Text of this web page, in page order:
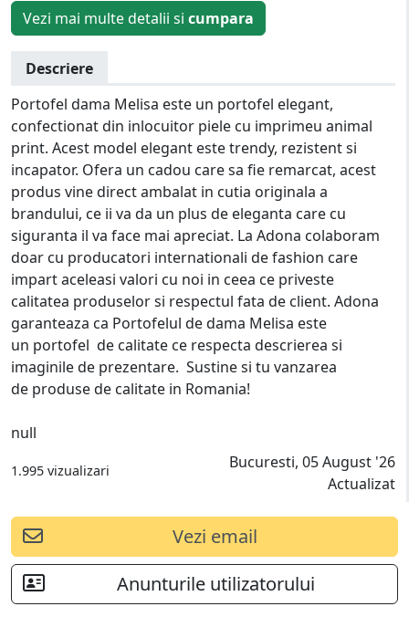
Vezi mai multe detalii si cumpara
Descriere
Portofel dama Melisa este un portofel elegant,
confectionat din inlocuitor piele cu imprimeu animal
print. Acest model elegant este trendy, rezistent si
incapator. Ofera un cadou care sa fie remarcat, acest
produs vine direct ambalat in cutia originala a
brandului, ce ii va da un plus de eleganta care cu
siguranta il va face mai apreciat. La Adona colaboram
doar cu producatori internationali de fashion care
impart aceleasi valori cu noi in ceea ce priveste
calitatea produselor si respectul fata de client. Adona
garanteaza ca Portofelul de dama Melisa este
un portofel de calitate ce respecta descrierea si
imaginile de prezentare. Sustine si tu vanzarea
de produse de calitate in Romania!
null
1.995 vizualizari
Bucuresti, 05 August '26
Actualizat
Vezi email
Anunturile utilizatorului